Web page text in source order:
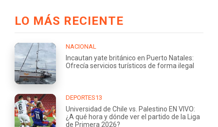
LO MÁS RECIENTE
NACIONAL
Incautan yate británico en Puerto Natales:
Ofrecía servicios turísticos de forma ilegal
DEPORTES13
Universidad de Chile vs. Palestino EN VIVO:
¿A qué hora y dónde ver el partido de la Liga
de Primera 2026?